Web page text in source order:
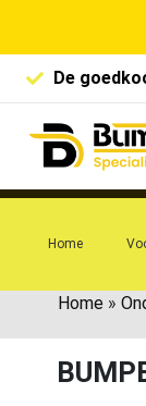
De
Home
Home »